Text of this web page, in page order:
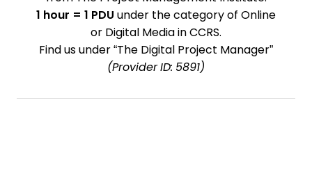
1 hour = 1 PDU under the category of Online
or Digital Media in CCRS.
Find us under “The Digital Project Manager”
(Provider ID: 5891)